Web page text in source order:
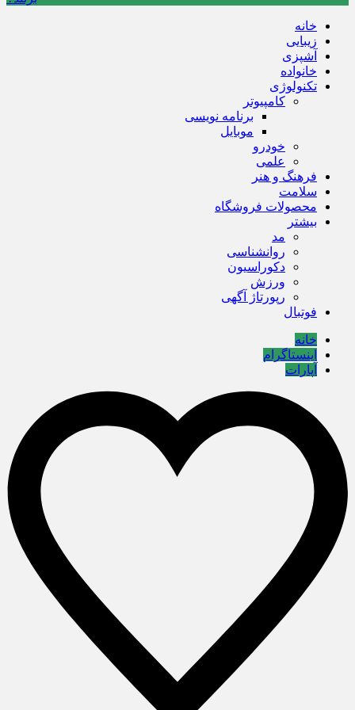
خانه
زیبایی
آشپزی
خانواده
تکنولوژی
کامپیوتر
برنامه نویسی
موبایل
خودرو
علمی
فرهنگ و هنر
سلامت
محصولات فروشگاه
بیشتر
مد
روانشناسی
دکوراسیون
ورزش
رپورتاژ آگهی
فوتبال
خانه
اینستاگرام
آپارات